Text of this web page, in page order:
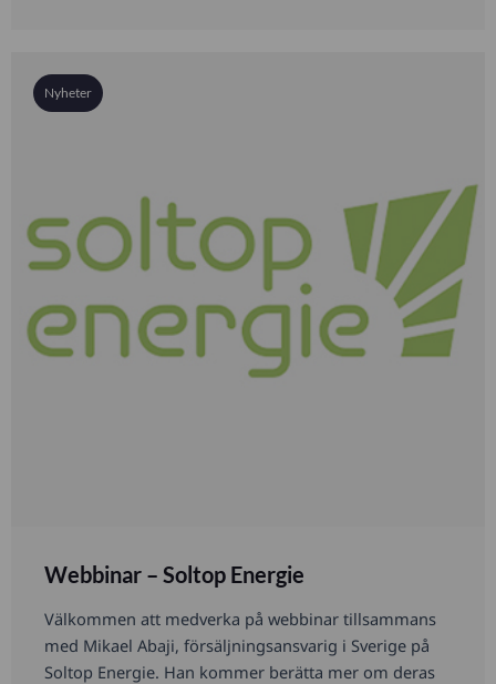
Nyheter
Webbinar – Soltop Energie
Välkommen att medverka på webbinar tillsammans
med Mikael Abaji, försäljningsansvarig i Sverige på
Soltop Energie. Han kommer berätta mer om deras